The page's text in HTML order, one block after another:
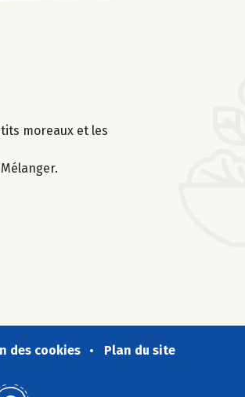
moreaux et les
des cookies Plan du site